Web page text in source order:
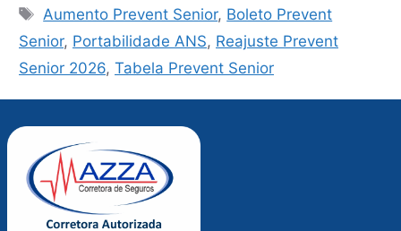
Tags
Aumento Prevent Senior, Boleto Prevent
Senior, Portabilidade ANS, Reajuste Prevent
Senior 2026, Tabela Prevent Senior